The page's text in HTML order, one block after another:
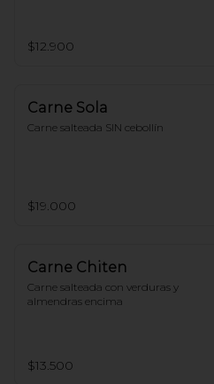
$12.900
Carne Sola
Carne salteada SIN cebollín
$19.000
Carne Chiten
Carne salteada con verduras y
almendras encima
$13.500